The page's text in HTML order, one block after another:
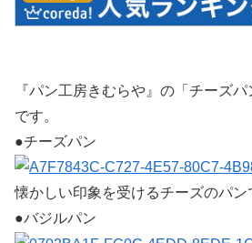
『パン工房きむらや』の「チーズパ
です。
●チーズパン
懐かしい印象を受けるチーズのパン
●バジルパン